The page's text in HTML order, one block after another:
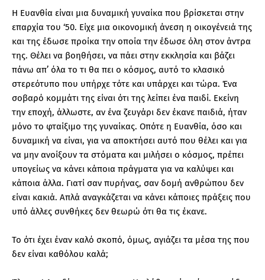
Η Ευανθία είναι μια δυναμική γυναίκα που βρίσκεται στην
επαρχία του ‘50. Είχε μια οικονομική άνεση η οικογένειά της
και της έδωσε προίκα την οποία την έδωσε όλη στον άντρα
της. Θέλει να βοηθήσει, να πάει στην εκκλησία και βάζει
πάνω απ’ όλα το τι θα πει ο κόσμος, αυτό το κλασικό
στερεότυπο που υπήρχε τότε και υπάρχει και τώρα. Ένα
σοβαρό κομμάτι της είναι ότι της λείπει ένα παιδί. Εκείνη
την εποχή, άλλωστε, αν ένα ζευγάρι δεν έκανε παιδιά, ήταν
μόνο το φταίξιμο της γυναίκας. Οπότε η Ευανθία, όσο και
δυναμική να είναι, για να αποκτήσει αυτό που θέλει και για
να μην ανοίξουν τα στόματα και μιλήσει ο κόσμος, πρέπει
υπογείως να κάνει κάποια πράγματα για να καλύψει και
κάποια άλλα. Γιατί σαν πυρήνας, σαν δομή ανθρώπου δεν
είναι κακιά. Απλά αναγκάζεται να κάνει κάποιες πράξεις που
υπό άλλες συνθήκες δεν θεωρώ ότι θα τις έκανε.
Το ότι έχει έναν καλό σκοπό, όμως, αγιάζει τα μέσα της που
δεν είναι καθόλου καλά;